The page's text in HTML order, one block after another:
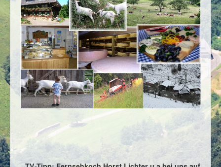
Heutrocknung
Landschaftspflege
Aktuelles/Fernsehen
Tag der offenen Tür
Kontakt / Lage
Links
Impressum